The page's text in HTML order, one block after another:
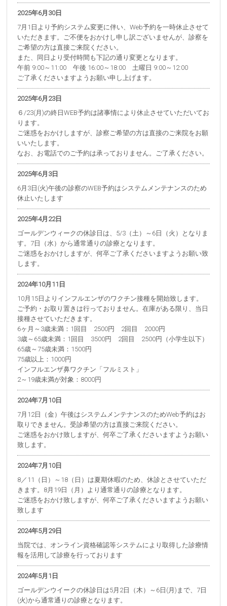
2025年6月30日
7月1日より予約システム変更に伴い、Web予約を一時休止させて
いただきます。ご不便をおかけし申し訳ございませんが、診察を
ご希望の方は直接ご来院ください。
また、同日より受付時間も下記の通り変更となります。
午前 9:00～11:00 午後 16:00～18:00 土曜日 9:00～12:00
ご了承くださいますようお願い申し上げます。
2025年6月23日
６/23(月)の終日WEB予約は諸事情により休止させていただいてお
ります。
ご迷惑をおかけしますが、診察ご希望の方は直接のご来院をお願
いいたします。
なお、お電話でのご予約は承っておりません。ご了承ください。
2025年6月3日
6月3日(火)午後の診察のWEB予約はシステムメンテナンスのため
休止いたします
2025年4月22日
ゴールデンウィークの休診日は、5/3（土）～6日（火）となりま
す。7日（水）から通常通りの診療となります。
ご迷惑をおかけしますが、何卒ご了承くださいますようお願い致
します。
2024年10月11日
10月15日よりインフルエンザのワクチン接種を開始致します。
ご予約・お取り置きは行っておりません。在庫がある限り、当日
接種させていただきます。
6ヶ月～3歳未満：1回目 2500円 2回目 2000円
3歳～65歳未満：1回目 3500円 2回目 2500円（小学生以下）
65歳～75歳未満：1500円
75歳以上：1000円
インフルエンザ鼻ワクチン「フルミスト」
2～19歳未満が対象：8000円
2024年7月10日
7月12日（金）午後はシステムメンテナンスのためWeb予約はお
取りできません。受診希望の方は直接ご来院ください。
ご迷惑をおかけ致しますが、何卒ご了承くださいますようお願い
致します。
2024年7月10日
8／11（日）～18（日）は夏期休暇のため、休診とさせていただ
きます。8月19日（月）より通常通りの診療となります。
ご迷惑をおかけ致しますが、何卒ご了承くださいますようお願い
致します
2024年5月29日
当院では、オンライン資格確認等システムにより取得した診療情
報を活用して診療を行っております
2024年5月1日
ゴールデンウイークの休診日は5月2日（木）～6日(月)まで、7日
(火)から通常通りの診療となります。